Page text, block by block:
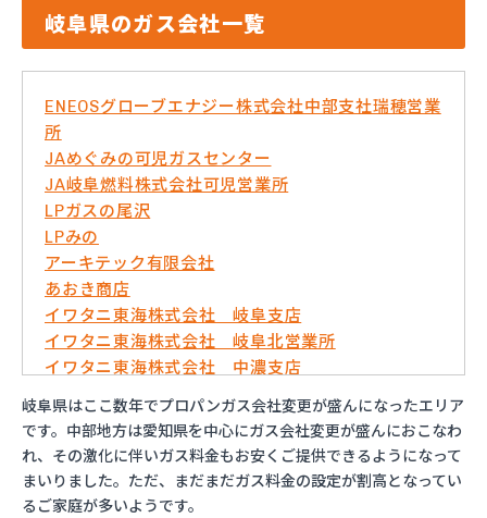
岐阜県のガス会社一覧
ENEOSグローブエナジー株式会社中部支社瑞穂営業
所
JAめぐみの可児ガスセンター
JA岐阜燃料株式会社可児営業所
LPガスの尾沢
LPみの
アーキテック有限会社
あおき商店
イワタニ東海株式会社 岐阜支店
イワタニ東海株式会社 岐阜北営業所
イワタニ東海株式会社 中濃支店
うぬまホームガス
ガステックサービス株式会社 瑞浪営業所
ガステックサービス株式会社 大垣支店
カニエJAPAN株式会社 大垣出張所
カネ友燃料有限会社
岐阜県はここ数年でプロパンガス会社変更が盛んになったエリア
です。中部地方は愛知県を中心にガス会社変更が盛んにおこなわ
れ、その激化に伴いガス料金もお安くご提供できるようになって
まいりました。ただ、まだまだガス料金の設定が割高となってい
るご家庭が多いようです。